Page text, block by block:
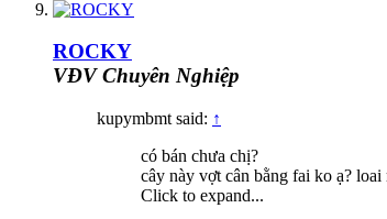
ROCKY
VĐV Chuyên Nghiệp
kupymbmt said: ↑
có bán chưa chị?
cây này vợt cân bằng fai ko ạ?
Click to expand...